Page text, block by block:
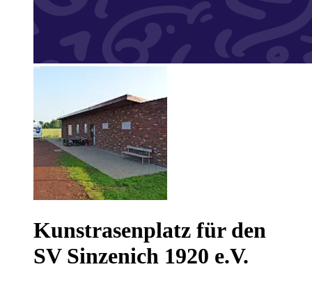
Kunstrasenplatz für den
SV Sinzenich 1920 e.V.